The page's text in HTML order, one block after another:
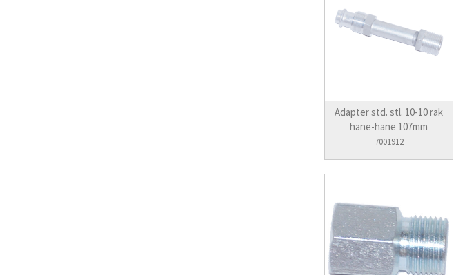
Adapter std. stl. 10-10 rak
hane-hane 107mm
7001912